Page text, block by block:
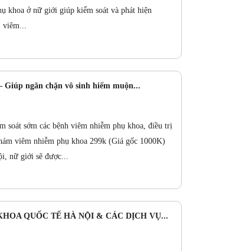
khoa ở nữ giới giúp kiểm soát và phát hiện
ngăn chặn vô sinh hiếm muộn...
soát sớm các bệnh viêm nhiễm phụ khoa, điều trị
viêm nhiễm phụ khoa 299k (Giá gốc 1000K)
nữ giới sẽ được...
QUỐC TẾ HÀ NỘI & CÁC DỊCH VỤ...